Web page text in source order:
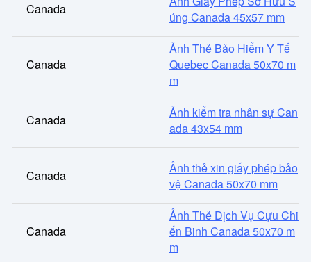
Canada
úng Canada 45x57 mm
Canada
Ảnh Thẻ Bảo Hiểm Y Tế
Quebec Canada 50x70 m
m
Canada
Ảnh kiểm tra nhân sự Can
ada 43x54 mm
Canada
Ảnh thẻ xin giấy phép bảo
vệ Canada 50x70 mm
Canada
Ảnh Thẻ Dịch Vụ Cựu Chi
ến Binh Canada 50x70 m
m